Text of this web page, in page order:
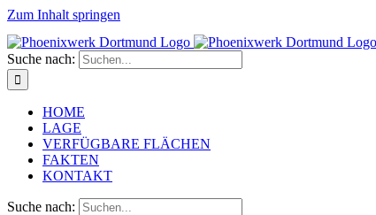
Zum Inhalt springen
Suche nach:
HOME
LAGE
VERFÜGBARE FLÄCHEN
FAKTEN
KONTAKT
Suche nach: